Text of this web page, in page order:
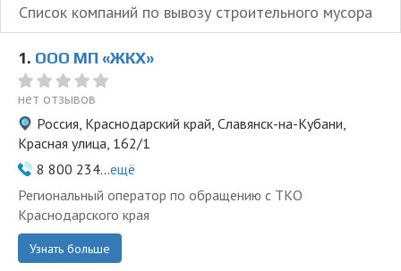
Список компаний по вывозу строительного мусора
1. ООО МП «ЖКХ»
нет отзывов
Россия, Краснодарский край, Славянск-на-Кубани,
Красная улица, 162/1
8 800 234...ещё
Региональный оператор по обращению с ТКО
Краснодарского края
Узнать больше